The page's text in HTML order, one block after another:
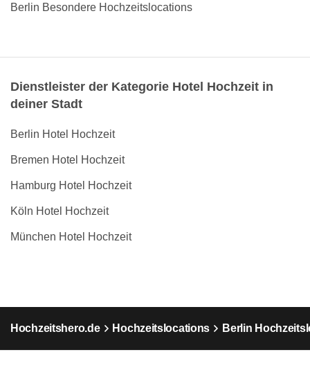
Berlin Besondere Hochzeitslocations
Dienstleister der Kategorie Hotel Hochzeit in
deiner Stadt
Berlin Hotel Hochzeit
Bremen Hotel Hochzeit
Hamburg Hotel Hochzeit
Köln Hotel Hochzeit
München Hotel Hochzeit
Hochzeitshero.de Hochzeitslocations Berlin